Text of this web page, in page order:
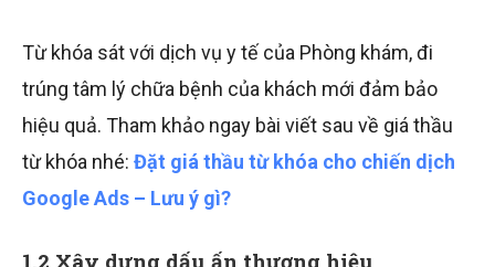
Từ khóa sát với dịch vụ y tế của Phòng khám, đi
trúng tâm lý chữa bệnh của khách mới đảm bảo
hiệu quả. Tham khảo ngay bài viết sau về giá thầu
từ khóa nhé: Đặt giá thầu từ khóa cho chiến dịch
Google Ads – Lưu ý gì?
1.2 Xây dựng dấu ấn thương hiệu